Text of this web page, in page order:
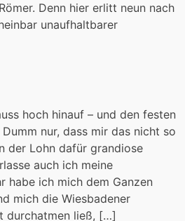
Denn hier erlitt neun nach
unaufhaltbarer
hoch hinauf – und den festen
nur, dass mir das nicht so
der Lohn dafür grandiose
auch ich meine
habe ich mich dem Ganzen
mich die Wiesbadener
durchatmen ließ, […]